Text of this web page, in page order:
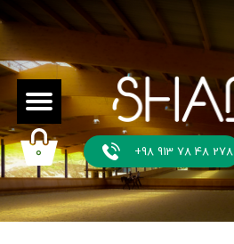
+98 913 78 48 278 ۰